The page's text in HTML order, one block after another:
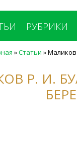
РУБРИКИ
»Статьи »Маликов
Р. И.